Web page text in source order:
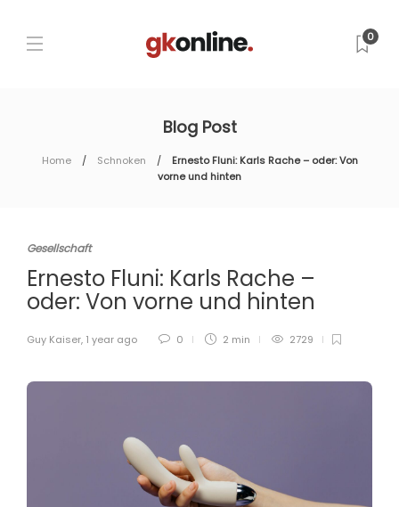
0
Blog Post
Home Schnoken
Ernesto Fluni: Karls Rache – oder: Von
vorne und hinten
Gesellschaft
Ernesto Fluni: Karls Rache –
oder: Von vorne und hinten
Guy Kaiser, 1 year ago 0 2 min 2729